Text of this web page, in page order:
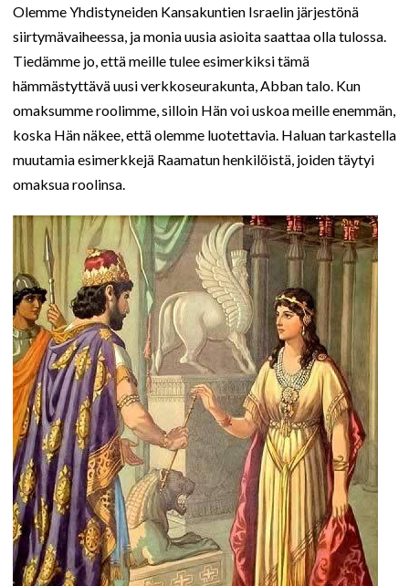
Olemme Yhdistyneiden Kansakuntien Israelin järjestönä
siirtymävaiheessa, ja monia uusia asioita saattaa olla tulossa.
Tiedämme jo, että meille tulee esimerkiksi tämä
hämmästyttävä uusi verkkoseurakunta, Abban talo. Kun
omaksumme roolimme, silloin Hän voi uskoa meille enemmän,
koska Hän näkee, että olemme luotettavia. Haluan tarkastella
muutamia esimerkkejä Raamatun henkilöistä, joiden täytyi
omaksua roolinsa.